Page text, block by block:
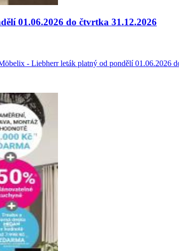
01.06.2026 do čtvrtka 31.12.2026
- Liebherr leták platný od pondělí 01.06.2026